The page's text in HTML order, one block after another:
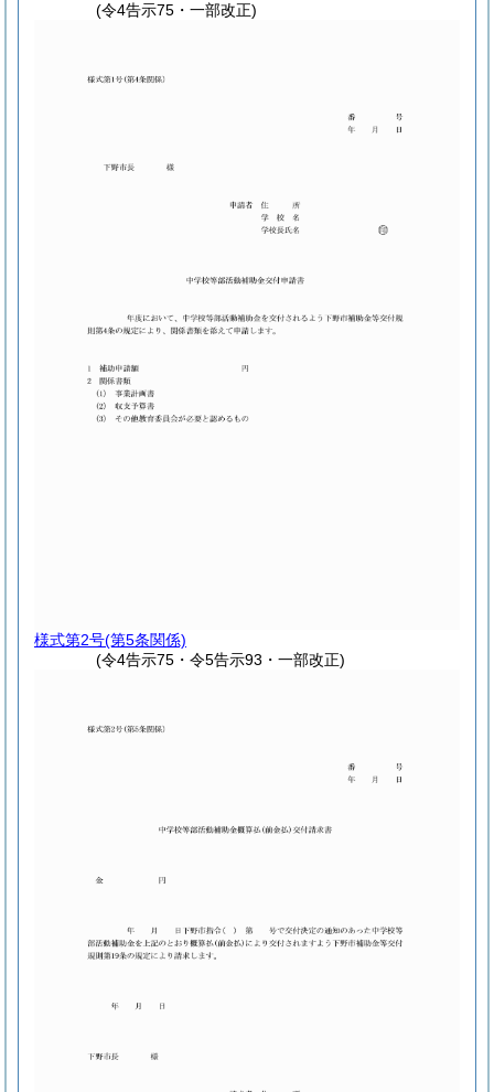
(令4告示75・一部改正)
様式第2号(第5条関係)
(令4告示75・令5告示93・一部改正)